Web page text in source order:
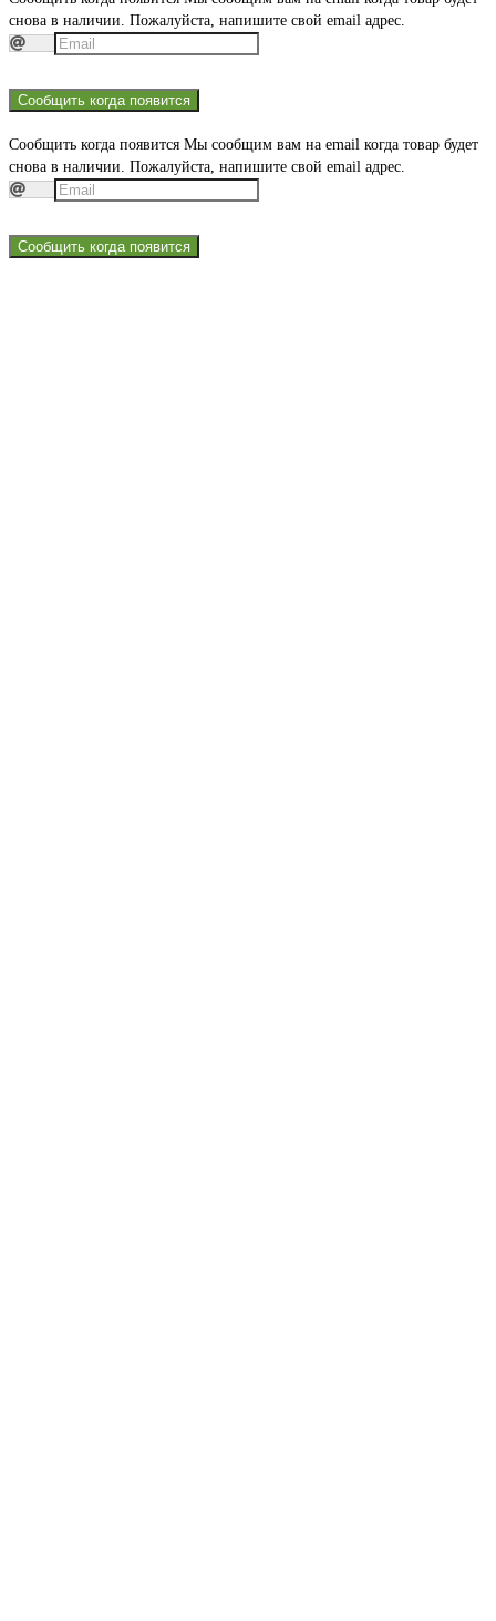
снова в наличии. Пожалуйста, напишите свой email адрес.
Сообщить когда появится
Сообщить когда появится Мы сообщим вам на email когда товар будет
снова в наличии. Пожалуйста, напишите свой email адрес.
Сообщить когда появится